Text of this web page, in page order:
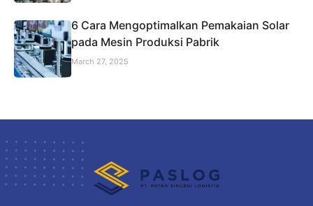
6 Cara Mengoptimalkan Pemakaian Solar
pada Mesin Produksi Pabrik
March 27, 2025